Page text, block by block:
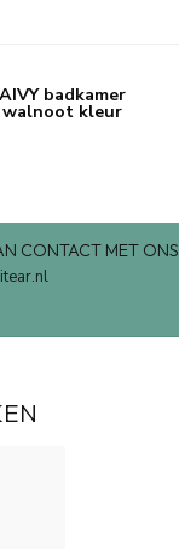
badkamer
kleur
CONTACT MET ONS